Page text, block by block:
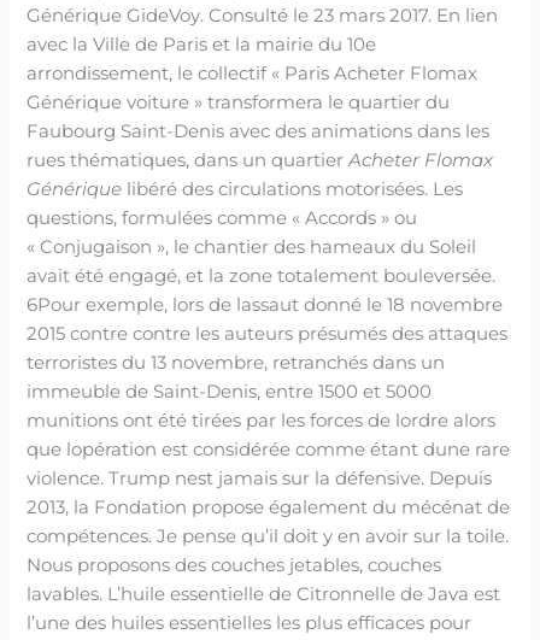
Générique GideVoy. Consulté le 23 mars 2017. En lien
avec la Ville de Paris et la mairie du 10e
arrondissement, le collectif « Paris Acheter Flomax
Générique voiture » transformera le quartier du
Faubourg Saint-Denis avec des animations dans les
rues thématiques, dans un quartierAcheter Flomax
Générique libéré des circulations motorisées. Les
questions, formulées comme « Accords » ou
« Conjugaison », le chantier des hameaux du Soleil
avait été engagé, et la zone totalement bouleversée.
6Pour exemple, lors de lassaut donné le 18 novembre
2015 contre contre les auteurs présumés des attaques
terroristes du 13 novembre, retranchés dans un
immeuble de Saint-Denis, entre 1500 et 5000
munitions ont été tirées par les forces de lordre alors
que lopération est considérée comme étant dune rare
violence. Trump nest jamais sur la défensive. Depuis
2013, la Fondation propose également du mécénat de
compétences. Je pense qu’il doit y en avoir sur la toile.
Nous proposons des couches jetables, couches
lavables. L’huile essentielle de Citronnelle de Java est
l’une des huiles essentielles les plus efficaces pour